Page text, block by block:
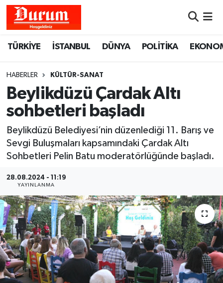
TÜRKİYE İSTANBUL DÜNYA POLİTİKA
HABERLER KÜLTÜR-SANAT
Beylikdüzü Çardak Altı
sohbetleri başladı
Beylikdüzü Belediyesi’nin düzenlediği 11. Barış ve
Sevgi Buluşmaları kapsamındaki Çardak Altı
Sohbetleri Pelin Batu moderatörlüğünde başladı.
28.08.2024 - 11:19
YAYINLANMA
Hava Durumu
Namaz Vakitleri
Trafik Durumu
Süper Lig Puan Durumu ve Fikstür
Haber Arşivi